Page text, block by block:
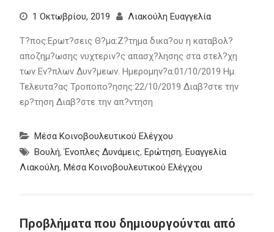
1 Οκτωβρίου, 2019 Λιακούλη Ευαγγελία
Τ?πος:Ερωτ?σεις Θ?μα:Ζ?τημα δικα?ου η καταβολ?
αποζημ?ωσης νυχτεριν?ς απασχ?λησης στα στελ?χη
των Εν?πλων Δυν?μεων. Ημερομην?α:01/10/2019 Ημ.
Τελευτα?ας Τροποπο?ησης:22/10/2019 Διαβ?στε την
ερ?τηση Διαβ?στε την απ?ντηση
Μέσα Κοινοβουλευτικού Ελέγχου
Βουλή,Ένοπλες Δυνάμεις, Ερώτηση, Ευαγγελία
Λιακούλη, Μέσα Κοινοβουλευτικού Ελέγχου
Προβλήματα που δημιουργούνται από